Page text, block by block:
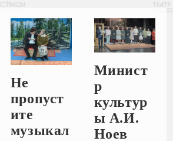
Не
пропуст
ите
музыкал
Минист
р
культур
ы А.И.
Ноев